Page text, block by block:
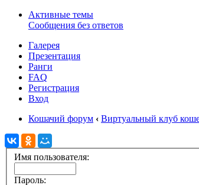
Активные темы
Сообщения без ответов
Галерея
Презентация
Ранги
FAQ
Регистрация
Вход
Кошачий форум ‹ Виртуальный клуб
Имя пользователя:
Пароль: